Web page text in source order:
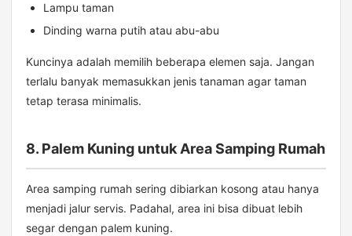
Lampu taman
Dinding warna putih atau abu-abu
Kuncinya adalah memilih beberapa elemen saja. Jangan
terlalu banyak memasukkan jenis tanaman agar taman
tetap terasa minimalis.
8. Palem Kuning untuk Area Samping Rumah
Area samping rumah sering dibiarkan kosong atau hanya
menjadi jalur servis. Padahal, area ini bisa dibuat lebih
segar dengan palem kuning.